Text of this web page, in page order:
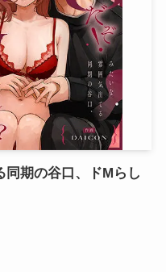
期の谷口、ドMらし